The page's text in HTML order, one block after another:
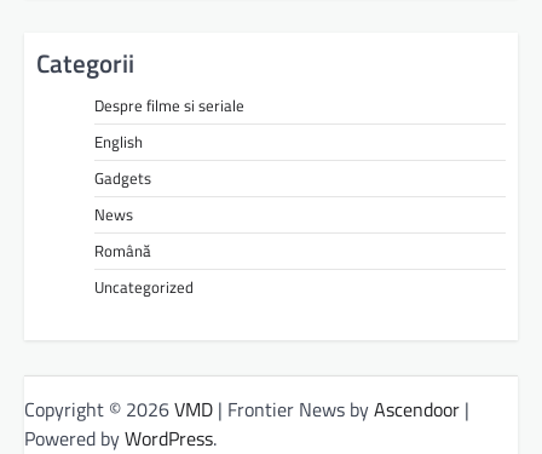
Categorii
Despre filme si seriale
English
Gadgets
News
Română
Uncategorized
Copyright © 2026VMD | Frontier News byAscendoor |
Powered byWordPress.